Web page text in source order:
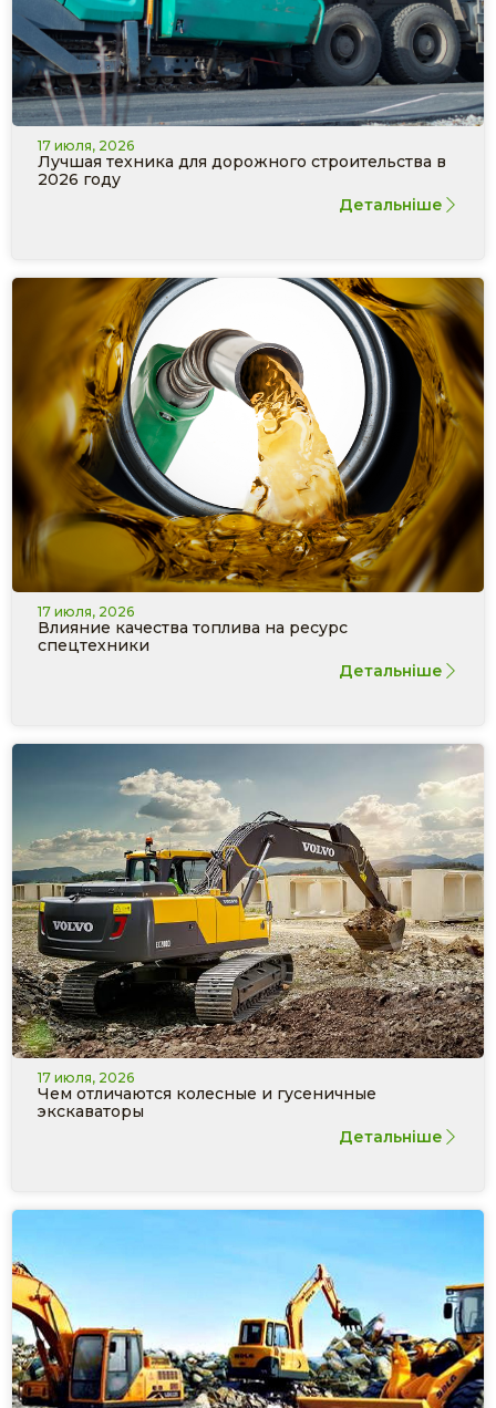
17 июля, 2026
Лучшая техника для дорожного строительства в
2026 году
Детальніше
17 июля, 2026
Влияние качества топлива на ресурс
спецтехники
Детальніше
17 июля, 2026
Чем отличаются колесные и гусеничные
экскаваторы
Детальніше